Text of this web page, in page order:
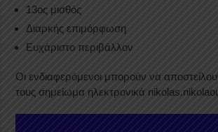
13ος μισθός
Διαρκής επιμόρφωση
Ευχάριστο περιβάλλον
Οι ενδιαφερόμενοι μπορούν να
τους σημείωμα ηλεκτρονικά